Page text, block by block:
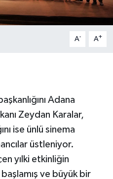
A- A+
Adana
Zeydan Karalar,
ise ünlü sinema
üstleniyor.
yılki etkinliğin
ve büyük bir